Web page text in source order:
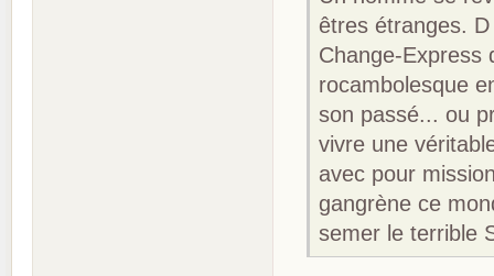
êtres étranges.
Change-Express
rocambolesque
son passé... ou
vivre une
avec pour
gangrène ce
semer le terrible